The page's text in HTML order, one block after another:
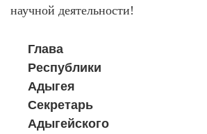
научной деятельности!
Глава
Республики
Адыгея
Секретарь
Адыгейского